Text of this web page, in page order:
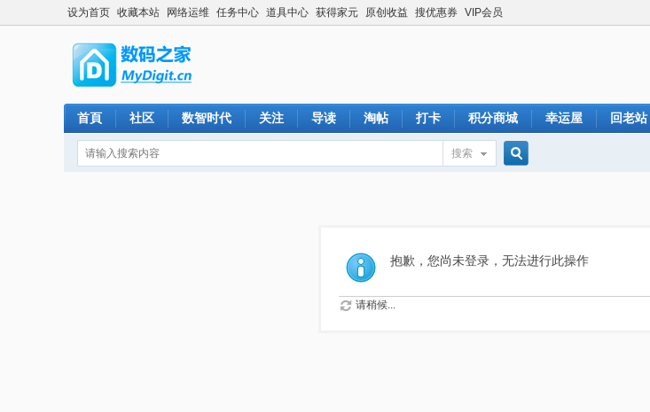
设为首页 收藏本站 网络运维 任务中心 道具中心 获得家元 原创收益 搜优惠券 VIP会员
首頁 社区 数智时代 关注 导读 淘帖 打卡 积分商城 幸运屋 回老站
搜索
索
抱歉，您尚未登录，无法进行此操作
请稍候...